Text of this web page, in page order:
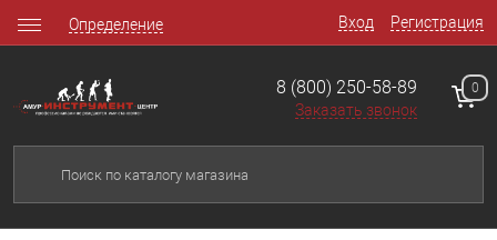
Вход Регистрация
Определение
8 (800) 250-58-89
Заказать звонок
0